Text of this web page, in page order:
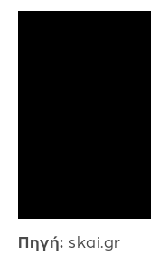
Πηγή: skai.gr